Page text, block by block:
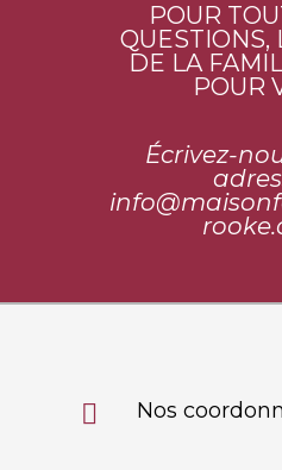
POUR
QUESTIONS,
DE LA
POUR
Écrivez-
rooke.
 Nos